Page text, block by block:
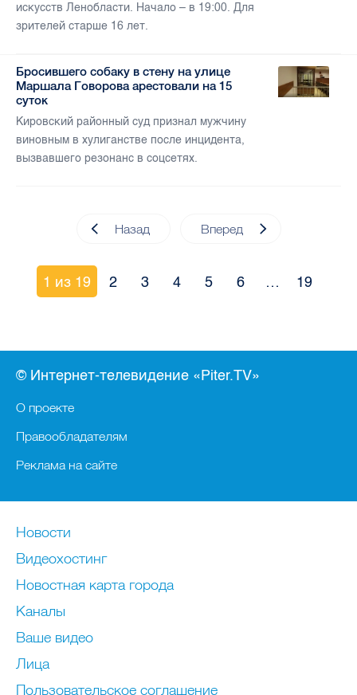
искусств Ленобласти. Начало – в 19:00. Для
зрителей старше 16 лет.
Бросившего собаку в стену на улице
Маршала Говорова арестовали на 15
суток
Кировский районный суд признал мужчину
виновным в хулиганстве после инцидента,
вызвавшего резонанс в соцсетях.
Назад Вперед
1 из 19 2 3 4 5 6 … 19
© Интернет-телевидение «Piter.TV»
О проекте
Правообладателям
Реклама на сайте
Новости
Видеохостинг
Новостная карта города
Каналы
Ваше видео
Лица
Пользовательское соглашение